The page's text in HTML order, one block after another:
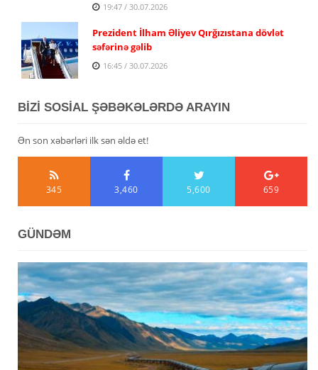
19:47 / 30.07.2026
Prezident İlham Əliyev Qırğızıstana dövlət
səfərinə gəlib
16:45 / 30.07.2026
BİZİ SOSİAL ŞƏBƏKƏLƏRDƏ ARAYIN
Ən son xəbərləri ilk sən əldə et!
345 3,460 5,600 659
GÜNDƏM